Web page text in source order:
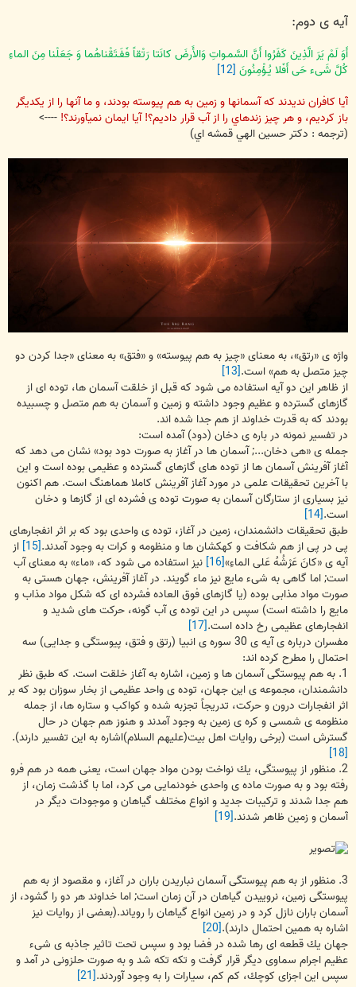
آیه ی دوم:
أَوَ لَمْ یَرَ الَّذِینَ كَفَرُوا أَنَّ السَّمـواتِ وَالأَرضَ كانَتا رَتْقاً فَفَـتَقْناهُما وَ جَعَلْنا مِنَ الماءِ
كُلَّ شَیء حَی أَفَلا یُـؤْمِنُونَ [12]
آيا کافران نديدند که آسمانها و زمين به هم پيوسته بودند، و ما آنها را از يکديگر
باز کرديم، و هر چيز زندهاي را از آب قرار داديم؟! آيا ايمان نميآورند؟! ---->
(ترجمه : دکتر حسين الهي قمشه اي)
واژه ی «رتق»، به معنای «چیز به هم پیوسته» و «فتق» به معنای «جدا كردن دو
چیز متصل به هم» است.[13]
از ظاهر این دو آیه استفاده می شود كه قبل از خلقت آسمان ها، توده ای از
گازهای گسترده و عظیم وجود داشته و زمین و آسمان به هم متصل و چسبیده
بودند كه به قدرت خداوند از هم جدا شده اند.
در تفسیر نمونه در باره ی دخان (دود) آمده است:
جمله ی «هی دخان...; آسمان ها در آغاز به صورت دود بود» نشان می دهد كه
آغاز آفرینش آسمان ها از توده های گازهای گسترده و عظیمی بوده است و این
با آخرین تحقیقات علمی در مورد آغاز آفرینش كاملا هماهنگ است. هم اكنون
نیز بسیاری از ستارگان آسمان به صورت توده ی فشرده ای از گازها و دخان
است.[14]
طبق تحقیقات دانشمندان، زمین در آغاز، توده ی واحدی بود كه بر اثر انفجارهای
پی در پی از هم شكافت و كهكشان ها و منظومه و كرات به وجود آمدند.[15]
از
آیه ی «كانَ عَرْشُهُ عَلی الماءِ»[16]
نیز استفاده می شود كه، «ماء» به معنای آب
است; اما گاهی به شیء مایع نیز ماء گویند. در آغاز آفرینش، جهان هستی به
صورت مواد مذابی بوده (یا گازهای فوق العاده فشرده ای كه شكل مواد مذاب و
مایع را داشته است) سپس در این توده ی آب گونه، حركت های شدید و
انفجارهای عظیمی رخ داده است.[17]
مفسران درباره ی آیه ی 30 سوره ی انبیا (رتق و فتق، پیوستگی و جدایی) سه
احتمال را مطرح كرده اند:
1. به هم پیوستگی آسمان ها و زمین، اشاره به آغاز خلقت است. كه طبق نظر
دانشمندان، مجموعه ی این جهان، توده ی واحد عظیمی از بخار سوزان بود كه بر
اثر انفجارات درون و حركت، تدریجاً تجزبه شده و كواكب و ستاره ها، از جمله
منظومه ی شمسی و كره ی زمین به وجود آمدند و هنوز هم جهان در حال
گسترش است (برخی روایات اهل بیت(علیهم السلام)اشاره به این تفسیر دارند).
[18]
2. منظور از پیوستگی، یك نواخت بودن مواد جهان است، یعنی همه در هم فرو
رفته بود و به صورت ماده ی واحدی خودنمایی می كرد، اما با گذشت زمان، از
هم جدا شدند و تركیبات جدید و انواع مختلف گیاهان و موجودات دیگر در
آسمان و زمین ظاهر شدند.[19]
3. منظور از به هم پیوستگی آسمان نباریدن باران در آغاز، و مقصود از به هم
پیوستگی زمین، نروییدن گیاهان در آن زمان است; اما خداوند هر دو را گشود، از
آسمان باران نازل كرد و در زمین انواع گیاهان را رویاند.(بعضی از روایات نیز
اشاره به همین احتمال دارند).[20]
جهان یك قطعه ای رها شده در فضا بود و سپس تحت تاثیر جاذبه ی شیء
عظیم اجرام سماوی دیگر قرار گرفت و تكه تكه شد و به صورت حلزونی در آمد و
سپس این اجزای كوچك، كم كم، سیارات را به وجود آوردند.[21]